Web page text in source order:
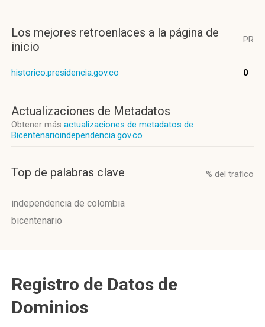
Los mejores retroenlaces a la página de
inicio
PR
historico.presidencia.gov.co 0
Actualizaciones de Metadatos
Obtener más actualizaciones de metadatos de
Bicentenarioindependencia.gov.co
Top de palabras clave % del trafico
independencia de colombia
bicentenario
Registro de Datos de
Dominios